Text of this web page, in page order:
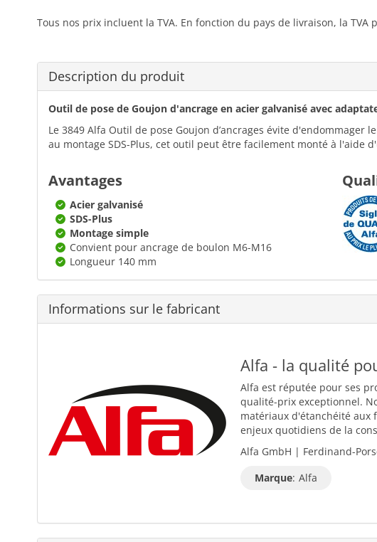
Tous nos prix incluent la TVA. En fonction du pays de livraison, la
Description du produit
Outil de pose de Goujon d'ancrage en acier galvanisé avec
Le 3849 Alfa Outil de pose Goujon d’ancrages évite
au montage SDS-Plus, cet outil peut être facilement monté à l'aide
Avantages
Acier galvanisé
SDS-Plus
Montage simple
Convient pour ancrage de boulon M6-M16
Longueur 140 mm
Informations sur le fabricant
Alfa - la qualité
Alfa est réputée pour ses
qualité-prix exceptionnel.
matériaux d'étanchéité aux
enjeux quotidiens de la
Alfa GmbH | Ferdinand-
Marque: Alfa